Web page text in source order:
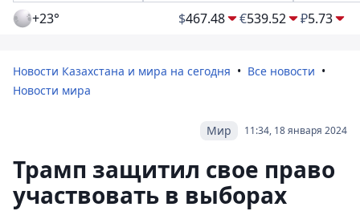
+23° $467.48 €539.52 ₽5.73
Новости Казахстана и мира на сегодня
Все новости
Новости мира
11:34, 18 января 2024
Мир
Трамп защитил свое право
участвовать в выборах